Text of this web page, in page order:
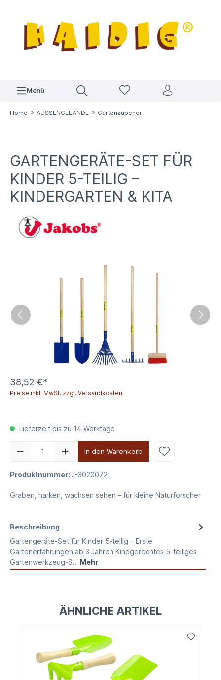
Menü
Home AUSSENGELÄNDE Gartenzubehör
GARTENGERÄTE-SET FÜR
KINDER 5-TEILIG –
KINDERGARTEN & KITA
38,52 €*
Preise inkl. MwSt. zzgl. Versandkosten
Lieferzeit bis zu 14 Werktage
In den Warenkorb
Produktnummer: J-3020072
Graben, harken, wachsen sehen – für kleine Naturforscher
Beschreibung
Gartengeräte-Set für Kinder 5-teilig – Erste
Gartenerfahrungen ab 3 Jahren Kindgerechtes 5-teiliges
Gartenwerkzeug-S… Mehr
ÄHNLICHE ARTIKEL